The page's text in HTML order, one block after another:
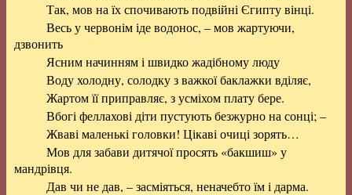
Так, мов на їх спочивають подвійні Єгипту вінці.
Весь у червонім іде водонос, – мов жартуючи,
дзвонить
Ясним начинням і швидко жадібному люду
Воду холодну, солодку з важкої баклажки вділяє,
Жартом її приправляє, з усміхом плату бере.
Вбогі феллахові діти пустують безжурно на сонці; –
Жваві маленькі головки! Цікаві очиці зорять…
Мов для забави дитячої просять «бакшиш» у
мандрівця.
Дав чи не дав, – засміяться, неначебто їм і дарма.